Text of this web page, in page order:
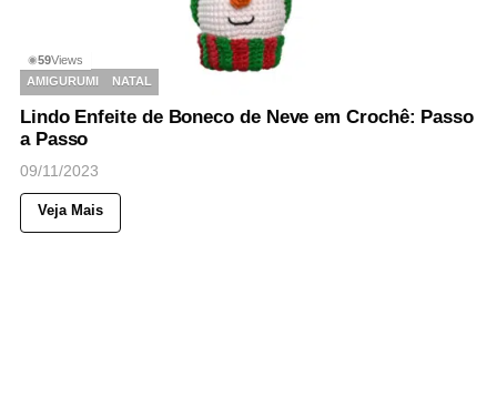
◉59Views
AMIGURUMI
NATAL
Lindo Enfeite de Boneco de Neve em Crochê: Passo
a Passo
09/11/2023
Veja Mais